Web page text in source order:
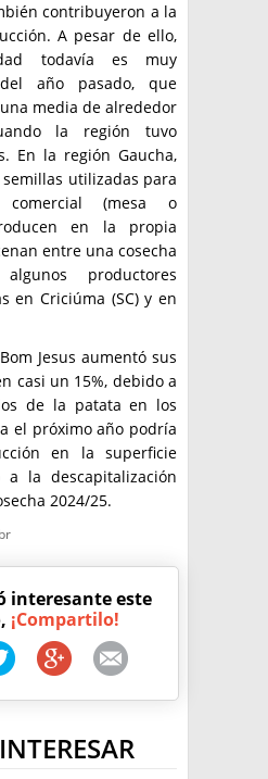
contribuyeron a la
A pesar de ello,
todavía es muy
año pasado, que
media de alrededor
la región tuvo
En la región Gaucha,
utilizadas para
(mesa o
en la propia
entre una cosecha
productores
en Criciúma (SC) y en
Jesus aumentó sus
casi un 15%, debido a
de la patata en los
el próximo año podría
en la superficie
a la descapitalización
2024/25.
interesante este
¡Compartilo!